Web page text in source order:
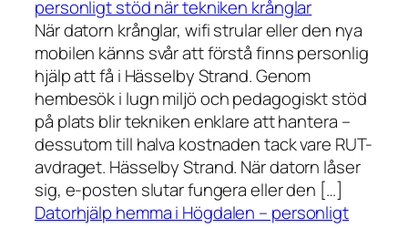
personligt stöd när tekniken krånglar
När datorn krånglar, wifi strular eller den nya
mobilen känns svår att förstå finns personlig
hjälp att få i Hässelby Strand. Genom
hembesök i lugn miljö och pedagogiskt stöd
på plats blir tekniken enklare att hantera –
dessutom till halva kostnaden tack vare RUT-
avdraget. Hässelby Strand. När datorn låser
sig, e-posten slutar fungera eller den […]
Datorhjälp hemma i Högdalen – personligt